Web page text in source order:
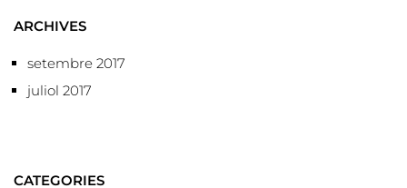
ARCHIVES
setembre 2017
juliol 2017
CATEGORIES